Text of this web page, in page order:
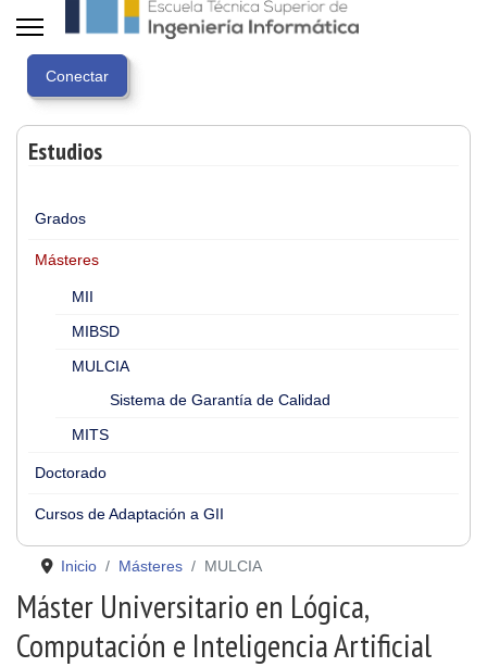
Estudios
Grados
Másteres
MII
MIBSD
MULCIA
Sistema de Garantía de Calidad
MITS
Doctorado
Cursos de Adaptación a GII
Inicio Másteres MULCIA
Máster Universitario en Lógica,
Computación e Inteligencia Artificial